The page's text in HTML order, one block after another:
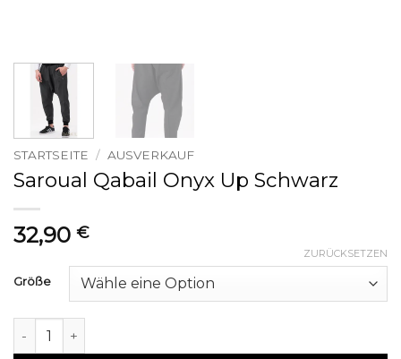
STARTSEITE / AUSVERKAUF
Saroual Qabail Onyx Up Schwarz
32,90 €
Größe
ZURÜCKSETZEN
Saroual qabail onyx up Noir Menge